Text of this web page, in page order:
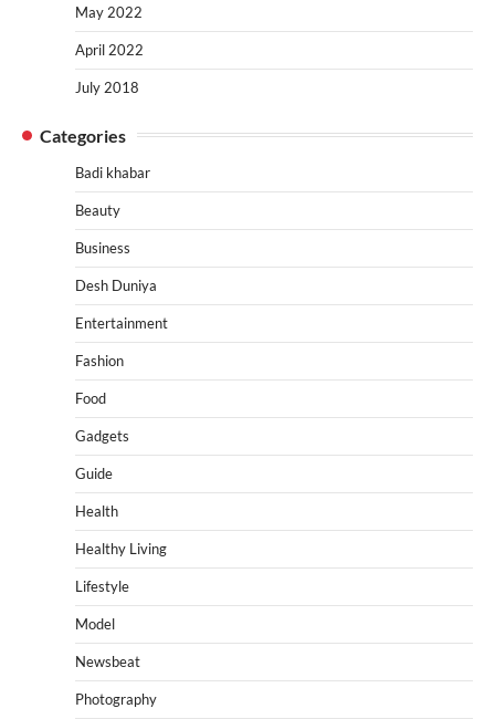
May 2022
April 2022
July 2018
Categories
Badi khabar
Beauty
Business
Desh Duniya
Entertainment
Fashion
Food
Gadgets
Guide
Health
Healthy Living
Lifestyle
Model
Newsbeat
Photography